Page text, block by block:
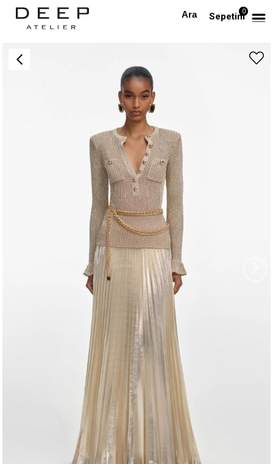
Sepetim0
Anasayfa TÜM ELBİSELER Gold Zincirli Düğmeli Pileli Maksi Tasarım Elbise